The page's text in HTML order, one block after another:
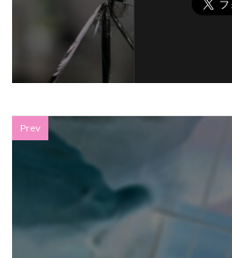
Prev